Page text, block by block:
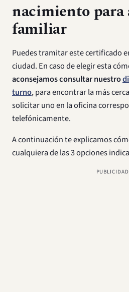
nacimiento para
familiar
Puedes tramitar este certificado
ciudad. En caso de elegir esta
aconsejamos consultar nuestro
turno, para encontrar la más
solicitar uno en la oficina
telefónicamente.
A continuación te explicamos
cualquiera de las 3 opciones
PUBLICIDAD